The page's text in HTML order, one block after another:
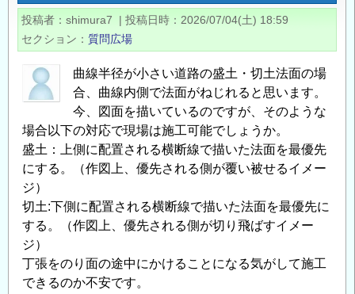
ず
投稿者 shimura7 | 投稿日時
2026/07/04(土) 18:59
セクション
質問広場
曲線半径が小さい道路の盛土・切土法面の場
合、曲線内側で法面がねじれると思います。
今、図面を描いているのですが、そのような
場合以下の対応で現場は施工可能でしょうか。
盛土：上側に配置される横断線で描いた法面を最優先
にする。（作図上、優先される側が覆い被せるイメー
ジ）
切土:下側に配置される横断線で描いた法面を最優先に
する。（作図上、優先される側が切り飛ばすイメー
ジ）
丁張をのり面の途中にかけることになる気がして施工
できるのか不安です。